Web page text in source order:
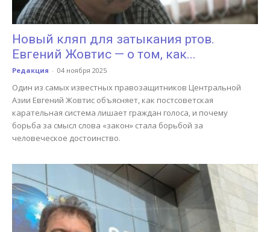
Новый кляп для затыкания ртов.
Евгений Жовтис — о том, как...
Редакция - 04 ноября 2025
Один из самых известных правозащитников Центральной
Азии Евгений Жовтис объясняет, как постсоветская
карательная система лишает граждан голоса, и почему
борьба за смысл слова «закон» стала борьбой за
человеческое достоинство.